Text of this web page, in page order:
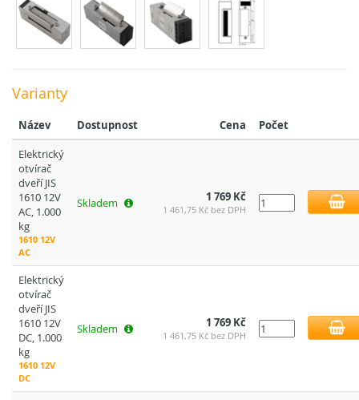
Varianty
Název Dostupnost Cena
Počet
Elektrický
otvírač
dveří JIS
1610 12V
AC, 1.000
kg
1610 12V
AC
Skladem 1 769 Kč
1 461,75 Kč bez DPH
Elektrický
otvírač
dveří JIS
1610 12V
DC, 1.000
kg
1610 12V
DC
Skladem 1 769 Kč
1 461,75 Kč bez DPH